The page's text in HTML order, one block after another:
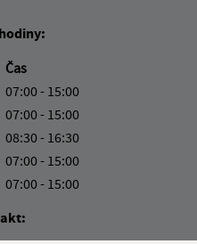
Čas
07:00 - 15:00
07:00 - 15:00
08:30 - 16:30
07:00 - 15:00
07:00 - 15:00